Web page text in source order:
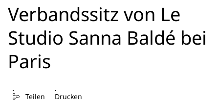
Verbandssitz von Le
Studio Sanna Baldé bei
Paris
Teilen Drucken